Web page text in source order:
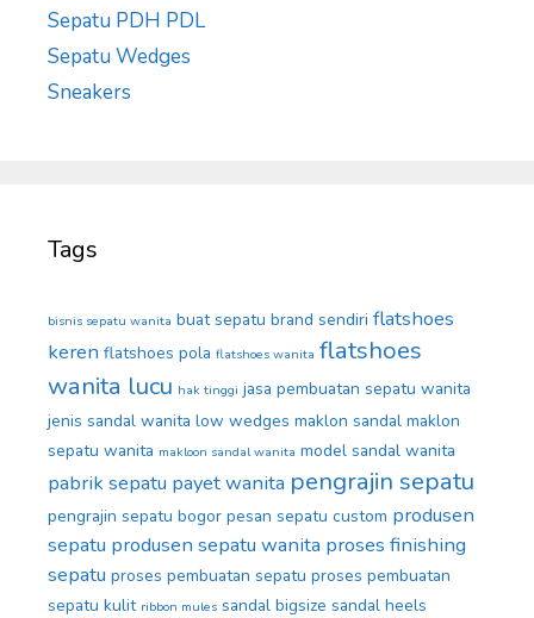
Sepatu PDH PDL
Sepatu Wedges
Sneakers
Tags
bisnis sepatu wanita buat sepatu brand sendiri flatshoes
keren flatshoes pola flatshoes wanita flatshoes
wanita lucu hak tinggi jasa pembuatan sepatu wanita
jenis sandal wanita low wedges maklon sandal maklon
sepatu wanita makloon sandal wanita model sandal wanita
pabrik sepatu payet wanita pengrajin sepatu
pengrajin sepatu bogor pesan sepatu custom produsen
sepatu produsen sepatu wanita proses finishing
sepatu proses pembuatan sepatu proses pembuatan
sepatu kulit ribbon mules sandal bigsize sandal heels